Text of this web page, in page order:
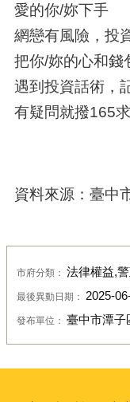
愛的你/妳下手
網戀有風險，投
把你/妳的心和錢
遇到投資話術，
有疑問就撥165求
資料來源：臺中
市府分類： 法律權益,
最後異動日期： 2025-
發布單位： 臺中市潭子